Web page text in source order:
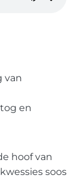
van
en
hoof van
soos